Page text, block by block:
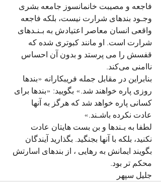
فاجعه و مصیبت خانمانسوز جامعه بشری
وجـود بندهای شرارت نیست، بلکه فاجعه
واقعی انسان معاصر اعتیادش به بـنـدهای
شرارت است. او مانند کبوتری شده که
قفسش را می پرستد و بدون آن احساس
ناامنی می‌کند.
بنابراین در مقابل جمله فریبکارانه «بندها
روزی پاره خواهند شد.» بگویید: «بندها برای
کسانی پاره خواهد شد که هرگز به آنها
عادت نکرده باشـند.»
لطفا به بـندها و بن بست هایتان عادت
نکنید، بلکه با آنها بجنگید. بگذارید آیندگان
بگویند ایمانش به رهایی ، از بندهای اسارتش
محکم تر بود.
جلیل سپهر